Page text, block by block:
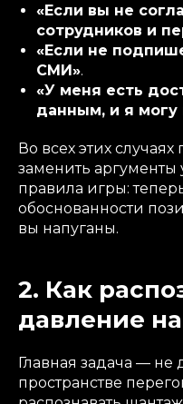
«Если вы не
сотрудников и
«Если не
СМИ».
«У меня есть
данным, и я могу
Во всех этих
заменить аргументы
правила игры:
обоснованности
вы напуганы.
2. Как
давление
Главная задача — не
пространстве